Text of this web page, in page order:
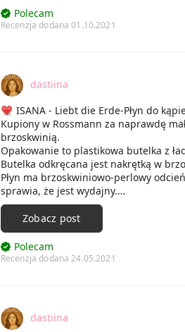
Polecam
Recenzja dodana 01.10.2021
dastiina
ISANA - Liebt die Erde-Płyn do
Kupiony w Rossmann za naprawdę
brzoskwinią.
Opakowanie to plastikowa butelka z
Butelka odkręcana jest nakrętką w
Płyn ma brzoskwiniowo-perlowy
sprawia, że jest wydajny.
Ma intensywny, brzoskwiniowym
W połączeniu z wodą tworzy naprawdę
W składzie znajdują się olejki, które
Ogólnie skóra była miękka, gładka,
Mimo to chętnie kupię go ponownie,
Zobacz post
Polecam
Recenzja dodana 24.05.2021
dastiina